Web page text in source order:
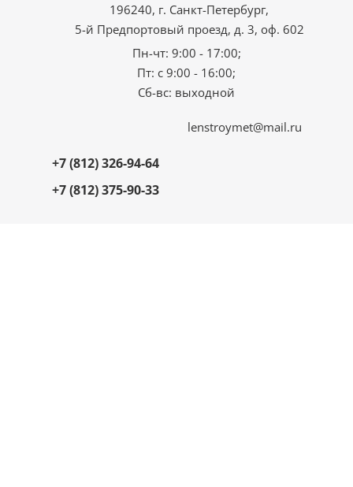
196240, г. Санкт-Петербург,
5-й Предпортовый проезд, д. 3, оф. 602
Пн-чт: 9:00 - 17:00;
Пт: с 9:00 - 16:00;
Сб-вс: выходной
+7 (812) 326-94-64
+7 (812) 375-90-33
lenstroymet@mail.ru